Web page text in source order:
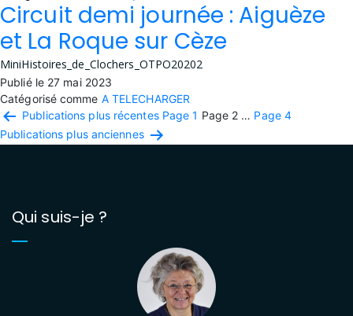
Circuit demi journée : Aiguèze
et La Roque sur Cèze
MiniHistoires_de_Clochers_OTPO20202
Publié le 27 mai 2023
Catégorisé comme A TELECHARGER
Pagination
des
Publications plus récentes Page 1 Page 2 … Page 4
Publications plus anciennes
Qui suis-je ?